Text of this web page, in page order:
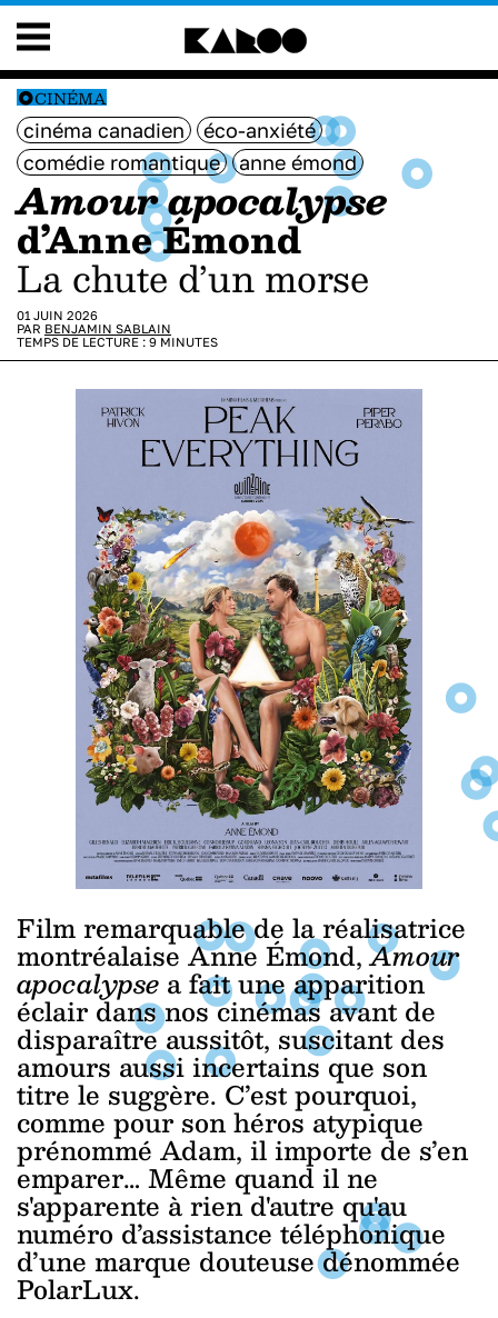
CINÉMA
cinéma canadien
éco-anxiété
comédie romantique
anne émond
Amour apocalypse
d’Anne Émond
La chute d’un morse
01 JUIN 2026
PAR BENJAMIN SABLAIN
TEMPS DE LECTURE : 9 MINUTES
Film remarquable de la réalisatrice
montréalaise Anne Émond,Amour
apocalypse a fait une apparition
éclair dans nos cinémas avant de
disparaître aussitôt, suscitant des
amours aussi incertains que son
titre le suggère. C’est pourquoi,
comme pour son héros atypique
prénommé Adam, il importe de s’en
emparer… Même quand il ne
s'apparente à rien d'autre qu'au
numéro d’assistance téléphonique
d’une marque douteuse dénommée
PolarLux.